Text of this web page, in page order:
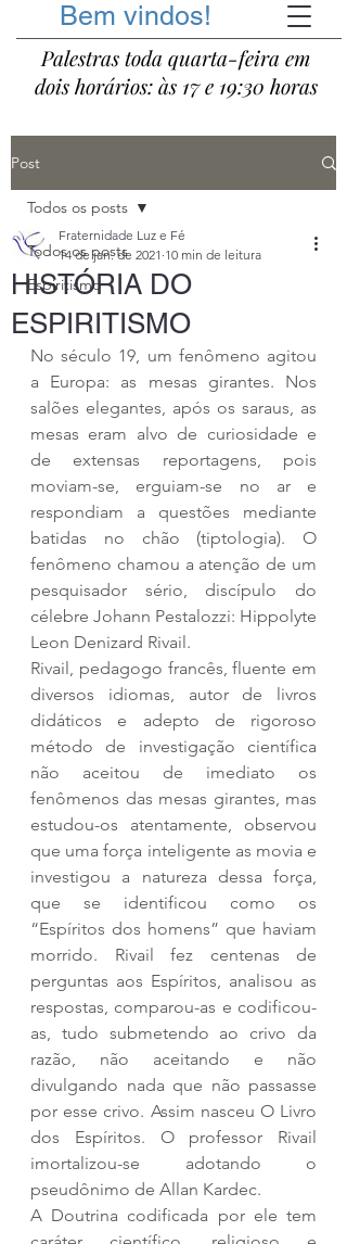
Bem vindos!
Palestras toda quarta-feira em
dois horários: às 17 e 19:30 horas
Post
Todos os posts
Espiritismo
Todos os posts
HISTÓRIA DO
ESPIRITISMO
Fraternidade Luz e Fé
14 de jan. de 2021 10 min de leitura
No século 19, um fenômeno agitou
a Europa: as mesas girantes. Nos
salões elegantes, após os saraus, as
mesas eram alvo de curiosidade e
de extensas reportagens, pois
moviam-se, erguiam-se no ar e
respondiam a questões mediante
batidas no chão (tiptologia). O
fenômeno chamou a atenção de um
pesquisador sério, discípulo do
célebre Johann Pestalozzi: Hippolyte
Leon Denizard Rivail.
Rivail, pedagogo francês, fluente em
diversos idiomas, autor de livros
didáticos e adepto de rigoroso
método de investigação científica
não aceitou de imediato os
fenômenos das mesas girantes, mas
estudou-os atentamente, observou
que uma força inteligente as movia e
investigou a natureza dessa força,
que se identificou como os
“Espíritos dos homens” que haviam
morrido. Rivail fez centenas de
perguntas aos Espíritos, analisou as
respostas, comparou-as e codificou-
as, tudo submetendo ao crivo da
razão, não aceitando e não
divulgando nada que não passasse
por esse crivo. Assim nasceu O Livro
dos Espíritos. O professor Rivail
imortalizou-se adotando o
pseudônimo de Allan Kardec.
A Doutrina codificada por ele tem